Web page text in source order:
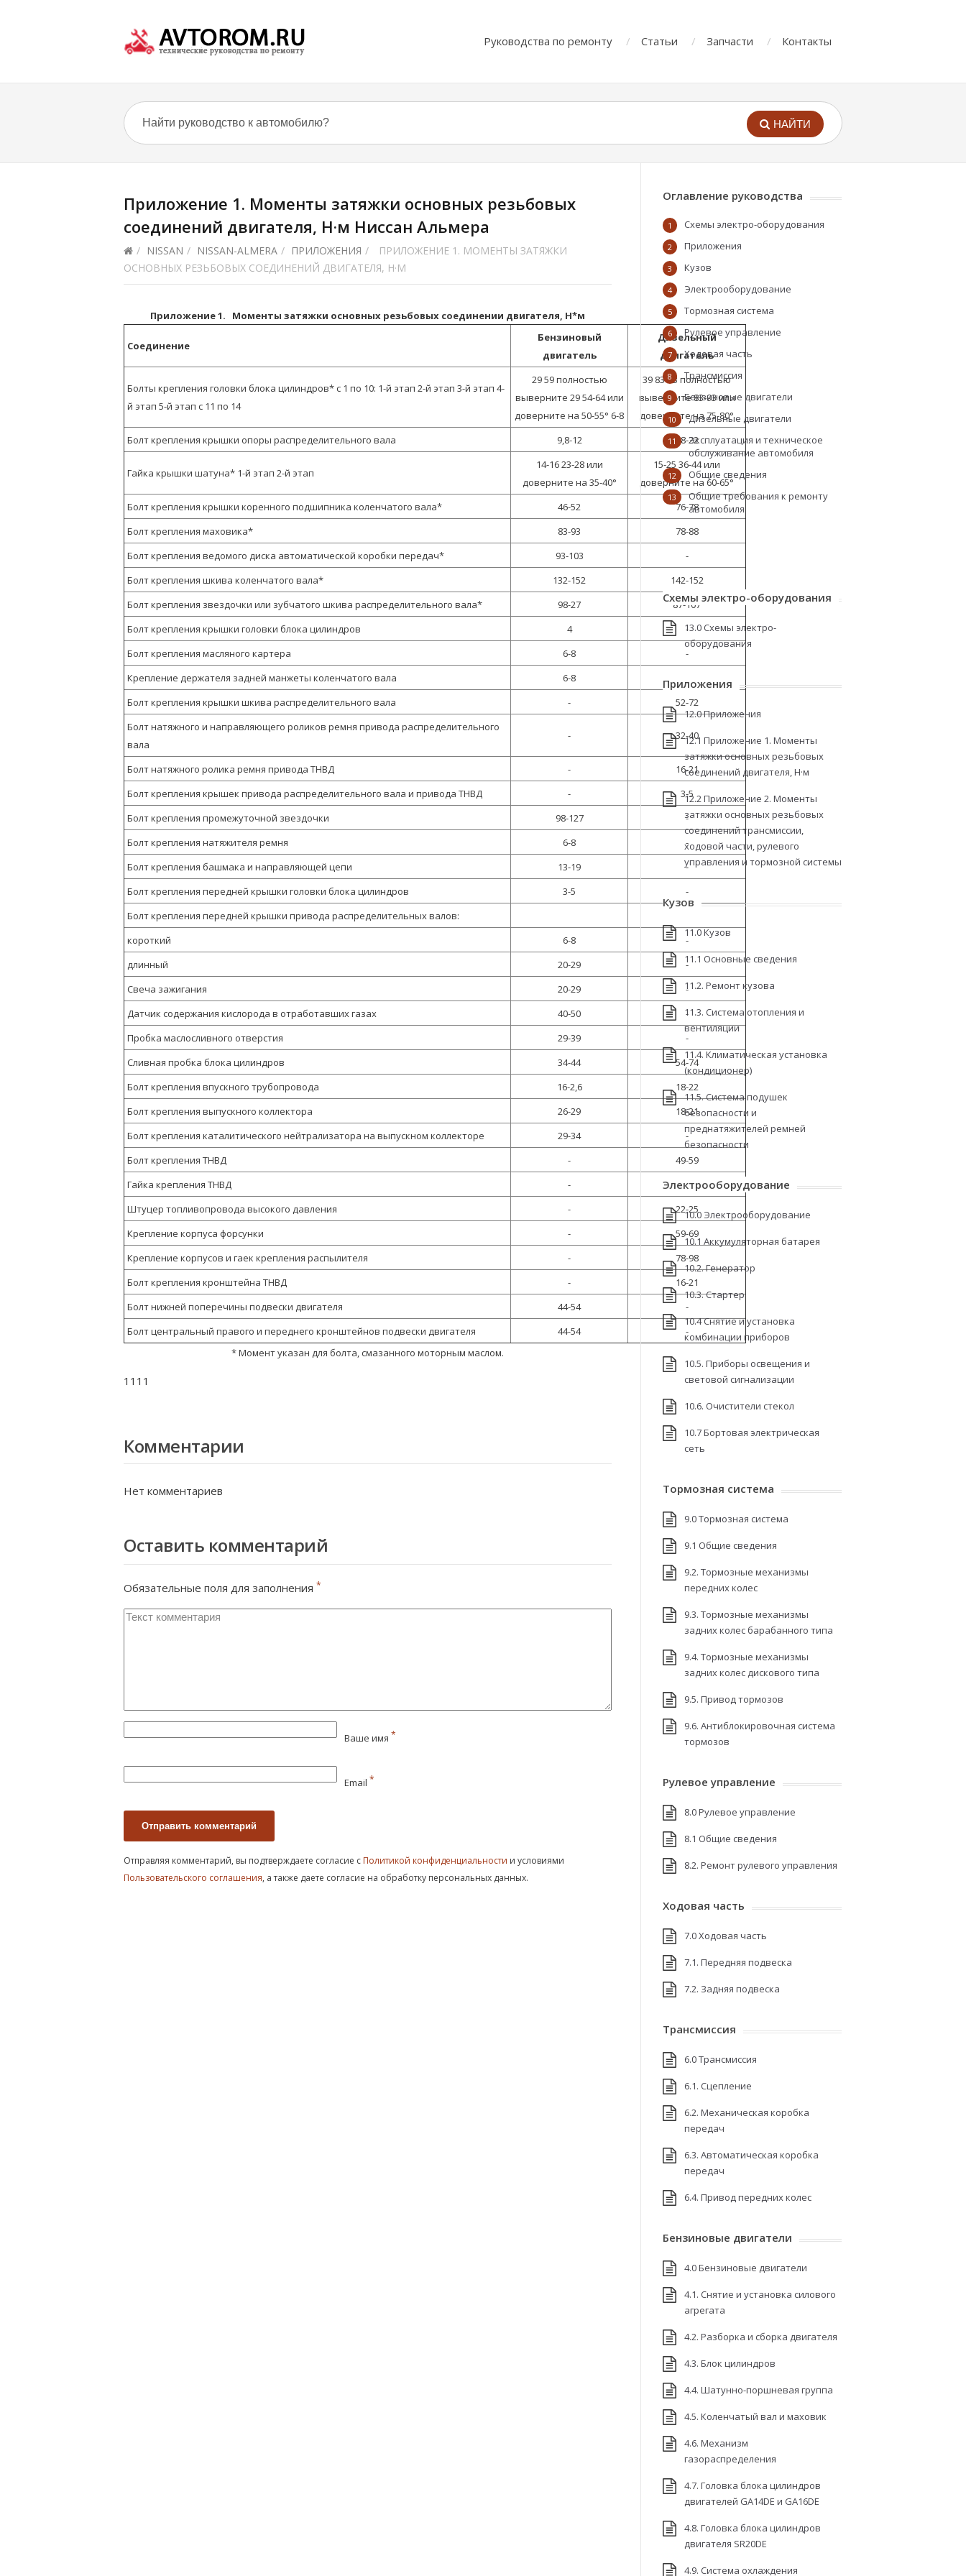
Руководства по ремонту Статьи Запчасти Контакты
НАЙТИ
Приложение 1. Моменты затяжки основных резьбовых
соединений двигателя, Н·м Ниссан Альмера
/ NISSAN / NISSAN-ALMERA / ПРИЛОЖЕНИЯ /
ПРИЛОЖЕНИЕ 1. МОМЕНТЫ ЗАТЯЖКИ
ОСНОВНЫХ РЕЗЬБОВЫХ СОЕДИНЕНИЙ ДВИГАТЕЛЯ, Н·М
Приложение 1. Моменты затяжки основных резьбовых соединении двигателя, Н*м
Соединение
Бензиновый
двигатель
Дизельный
двигатель
Болты крепления головки блока цилиндров* с 1 по 10: 1-й этап 2-й этап 3-й этап 4-
й этап 5-й этап с 11 по 14
29 59 полностью
выверните 29 54-64 или
доверните на 50-55° 6-8
39 83-93 полностью
выверните 83-93 или
доверните на 75-80°
Болт крепления крышки опоры распределительного вала
9,8-12 18-22
Гайка крышки шатуна* 1-й этап 2-й этап
14-16 23-28 или
доверните на 35-40°
15-25 36-44 или
доверните на 60-65°
Болт крепления крышки коренного подшипника коленчатого вала*
46-52
76-78
Болт крепления маховика*
83-93
78-88
Болт крепления ведомого диска автоматической коробки передач*
93-103
-
Болт крепления шкива коленчатого вала*
132-152
142-152
Болт крепления звездочки или зубчатого шкива распределительного вала*
98-27
87-107
Болт крепления крышки головки блока цилиндров
4
-
Болт крепления масляного картера
6-8
-
Крепление держателя задней манжеты коленчатого вала
6-8
Болт крепления крышки шкива распределительного вала
-
52-72
Болт натяжного и направляющего роликов ремня привода распределительного
вала
- 32-40
Болт натяжного ролика ремня привода ТНВД -
16-21
Болт крепления крышек привода распределительного вала и привода ТНВД
-
3-5
Болт крепления промежуточной звездочки
98-127
-
Болт крепления натяжителя ремня
6-8
-
Болт крепления башмака и направляющей цепи
13-19
-
Болт крепления передней крышки головки блока цилиндров
3-5
-
Болт крепления передней крышки привода распределительных валов:
короткий
6-8
-
длинный
20-29
-
Свеча зажигания
20-29
-
Датчик содержания кислорода в отработавших газах
40-50
-
Пробка маслосливного отверстия
29-39
-
Сливная пробка блока цилиндров
34-44
54-74
Болт крепления впускного трубопровода
16-2,6
18-22
Болт крепления выпускного коллектора
26-29
18-21
Болт крепления каталитического нейтрализатора на выпускном коллекторе
29-34
-
Болт крепления ТНВД
-
49-59
Гайка крепления ТНВД
-
13-18
Штуцер топливопровода высокого давления
-
22-25
Крепление корпуса форсунки
-
59-69
Крепление корпусов и гаек крепления распылителя
-
78-98
Болт крепления кронштейна ТНВД
-
16-21
Болт нижней поперечины подвески двигателя
44-54
-
Болт центральный правого и переднего кронштейнов подвески двигателя
44-54
-
* Момент указан для болта, смазанного моторным маслом.
1111
Комментарии
Нет комментариев
Оставить комментарий
Обязательные поля для заполнения *
Ваше имя *
Email *
Отправляя комментарий, вы подтверждаете согласие с Политикой конфиденциальности и условиями
Пользовательского соглашения, а также даете согласие на обработку персональных данных.
Оглавление руководства
1 Схемы электро-оборудования
2 Приложения
3 Кузов
4 Электрооборудование
5 Тормозная система
6 Рулевое управление
7 Ходовая часть
8 Трансмиссия
9 Бензиновые двигатели
10 Дизельные двигатели
11
Эксплуатация и техническое
обслуживание автомобиля
12 Общие сведения
13
Общие требования к ремонту
автомобиля
Схемы электро-оборудования
13.0 Схемы электро-
оборудования
Приложения
12.0 Приложения
12.1 Приложение 1. Моменты
затяжки основных резьбовых
соединений двигателя, Н·м
12.2 Приложение 2. Моменты
затяжки основных резьбовых
соединений трансмиссии,
ходовой части, рулевого
управления и тормозной системы
Кузов
11.0 Кузов
11.1 Основные сведения
11.2. Ремонт кузова
11.3. Система отопления и
вентиляции
11.4. Климатическая установка
(кондиционер)
11.5. Система подушек
безопасности и
преднатяжителей ремней
безопасности
Электрооборудование
10.0 Электрооборудование
10.1 Аккумуляторная батарея
10.2. Генератор
10.3. Стартер
10.4 Снятие и установка
комбинации приборов
10.5. Приборы освещения и
световой сигнализации
10.6. Очистители стекол
10.7 Бортовая электрическая
сеть
Тормозная система
9.0 Тормозная система
9.1 Общие сведения
9.2. Тормозные механизмы
передних колес
9.3. Тормозные механизмы
задних колес барабанного типа
9.4. Тормозные механизмы
задних колес дискового типа
9.5. Привод тормозов
9.6. Антиблокировочная система
тормозов
Рулевое управление
8.0 Рулевое управление
8.1 Общие сведения
8.2. Ремонт рулевого управления
Ходовая часть
7.0 Ходовая часть
7.1. Передняя подвеска
7.2. Задняя подвеска
Трансмиссия
6.0 Трансмиссия
6.1. Сцепление
6.2. Механическая коробка
передач
6.3. Автоматическая коробка
передач
6.4. Привод передних колес
Бензиновые двигатели
4.0 Бензиновые двигатели
4.1. Снятие и установка силового
агрегата
4.2. Разборка и сборка двигателя
4.3. Блок цилиндров
4.4. Шатунно-поршневая группа
4.5. Коленчатый вал и маховик
4.6. Механизм
газораспределения
4.7. Головка блока цилиндров
двигателей GA14DE и GA16DE
4.8. Головка блока цилиндров
двигателя SR20DE
4.9. Система охлаждения